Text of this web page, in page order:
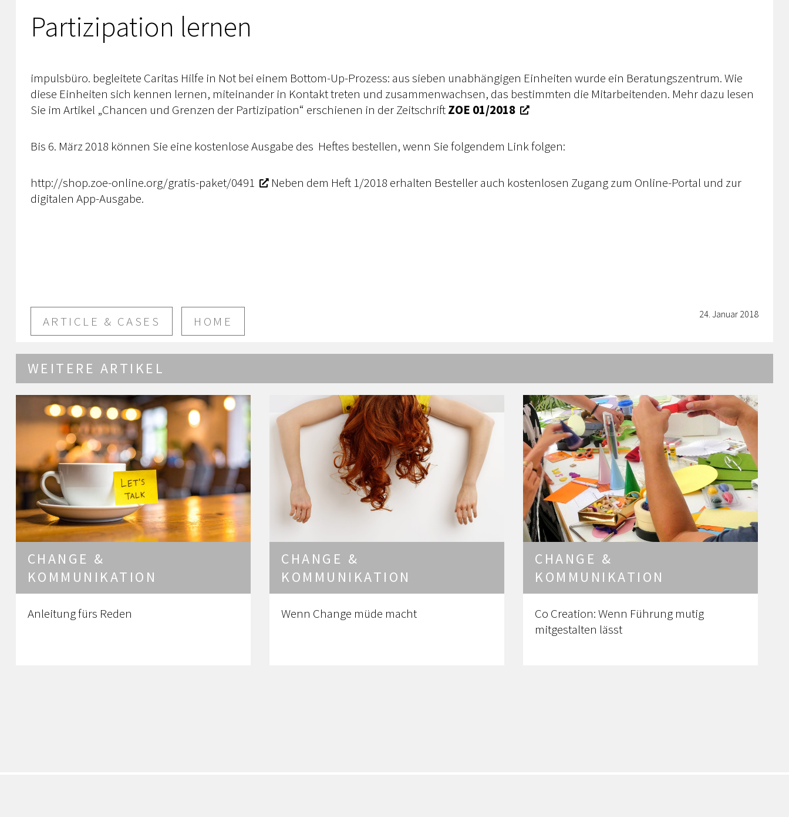
Partizipation lernen
impulsbüro. begleitete Caritas Hilfe in Not bei einem Bottom-Up-Prozess: aus sieben unabhängigen Einheiten wurde ein Beratungszentrum. Wie
diese Einheiten sich kennen lernen, miteinander in Kontakt treten und zusammenwachsen, das bestimmten die Mitarbeitenden. Mehr dazu lesen
Sie im Artikel „Chancen und Grenzen der Partizipation“ erschienen in der ZeitschriftZOE 01/2018
Bis 6. März 2018 können Sie eine kostenlose Ausgabe des Heftes bestellen, wenn Sie folgendem Link folgen:
http://shop.zoe-online.org/gratis-paket/0491
Neben dem Heft 1/2018 erhalten Besteller auch kostenlosen Zugang zum Online-Portal und zur
digitalen App-Ausgabe.
ARTICLE & CASES HOME 24. Januar 2018
WEITERE ARTIKEL
CHANGE &
KOMMUNIKATION
Anleitung fürs Reden
CHANGE &
KOMMUNIKATION
Wenn Change müde macht
CHANGE &
KOMMUNIKATION
Co Creation: Wenn Führung mutig
mitgestalten lässt